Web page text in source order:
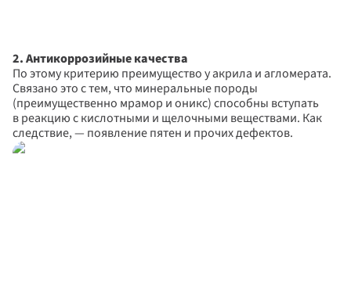
2. Антикоррозийные качества
По этому критерию преимущество у акрила и агломерата.
Связано это с тем, что минеральные породы
(преимущественно мрамор и оникс) способны вступать
в реакцию с кислотными и щелочными веществами. Как
следствие, — появление пятен и прочих дефектов.